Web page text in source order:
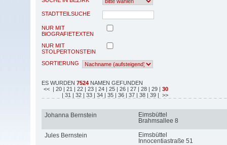
STADTTEILSUCHE
NUR MIT
BIOGRAFIETEXTEN
NUR MIT
STOLPERTONSTEIN
SORTIERUNG
ES WURDEN 7524 NAMEN GEFUNDEN
<< | 20 | 21 | 22 | 23 | 24 | 25 | 26 | 27 | 28 | 29 | 30
| 31 | 32 | 33 | 34 | 35 | 36 | 37 | 38 | 39 | >>
Johanna Bernstein
Eimsbüttel
Brahmsallee 8
Jules Bernstein
Eimsbüttel
Innocentiastraße 51